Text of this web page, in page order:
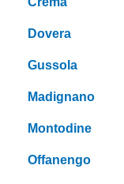
Dovera
Gussola
Madignano
Montodine
Offanengo